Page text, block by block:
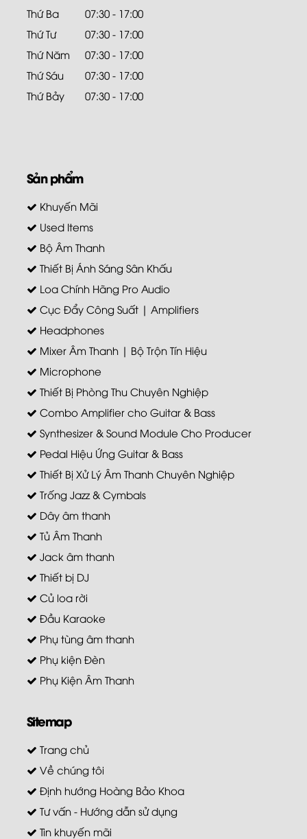
Thứ Ba
07:30 - 17:00
Thứ Tư
07:30 - 17:00
Thứ Năm
07:30 - 17:00
Thứ Sáu
07:30 - 17:00
Thứ Bảy
07:30 - 17:00
Sản phẩm
Khuyến Mãi
Used Items
Bộ Âm Thanh
Thiết Bị Ánh Sáng Sân Khấu
Loa Chính Hãng Pro Audio
Cục Đẩy Công Suất | Amplifiers
Headphones
Mixer Âm Thanh | Bộ Trộn Tín Hiệu
Microphone
Thiết Bị Phòng Thu Chuyên Nghiệp
Combo Amplifier cho Guitar & Bass
Synthesizer & Sound Module Cho Producer
Pedal Hiệu Ứng Guitar & Bass
Thiết Bị Xử Lý Âm Thanh Chuyên Nghiệp
Trống Jazz & Cymbals
Dây âm thanh
Tủ Âm Thanh
Jack âm thanh
Thiết bị DJ
Củ loa rời
Đầu Karaoke
Phụ tùng âm thanh
Phụ kiện Đèn
Phụ Kiện Âm Thanh
Sitemap
Trang chủ
Về chúng tôi
Định hướng Hoàng Bảo Khoa
Tư vấn - Hướng dẫn sử dụng
Tin khuyến mãi